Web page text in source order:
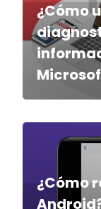
¿Cómo
¿Cómo